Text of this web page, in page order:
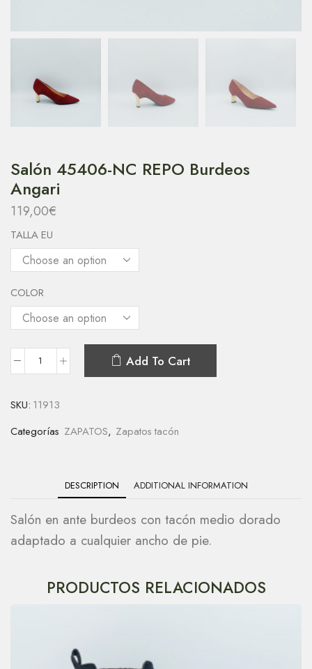
Salón 45406-NC REPO Burdeos
Angari
119,00€
TALLA EU
COLOR
Add To Cart
SKU: 11913
Categorías ZAPATOS, Zapatos tacón
DESCRIPTION ADDITIONAL INFORMATION
Salón en ante burdeos con tacón medio dorado
adaptado a cualquier ancho de pie.
PRODUCTOS RELACIONADOS